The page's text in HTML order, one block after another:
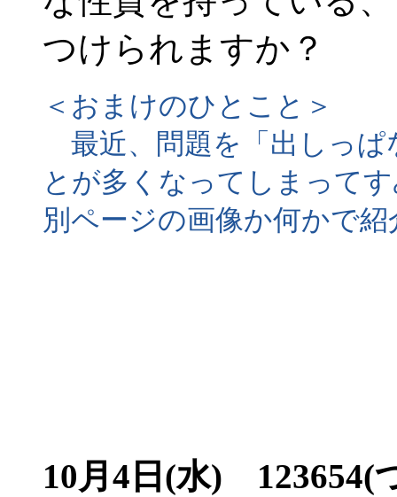
つけられますか？
＜おまけのひとこと＞
最近、問題を「出しっぱ
とが多くなってしまって
別ページの画像か何かで
10月4日(水) 123654(